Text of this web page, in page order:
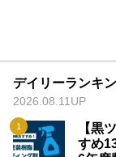
デイリーランキ
2026.08.11UP
【黒
すめ